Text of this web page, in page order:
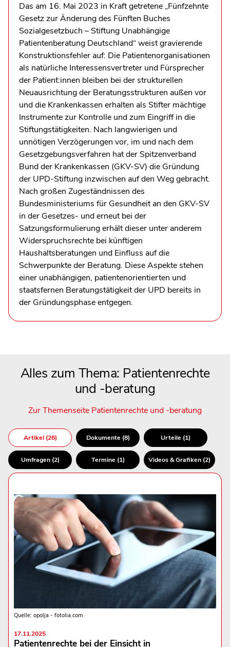
Das am 16. Mai 2023 in Kraft getretene „Fünfzehnte
Gesetz zur Änderung des Fünften Buches
Sozialgesetzbuch – Stiftung Unabhängige
Patientenberatung Deutschland“ weist gravierende
Konstruktionsfehler auf: Die Patientenorganisationen
als natürliche Interessensvertreter und Fürsprecher
der Patient:innen bleiben bei der strukturellen
Neuausrichtung der Beratungsstrukturen außen vor
und die Krankenkassen erhalten als Stifter mächtige
Instrumente zur Kontrolle und zum Eingriff in die
Stiftungstätigkeiten. Nach langwierigen und
unnötigen Verzögerungen vor, im und nach dem
Gesetzgebungsverfahren hat der Spitzenverband
Bund der Krankenkassen (GKV-SV) die Gründung
der UPD-Stiftung inzwischen auf den Weg gebracht.
Nach großen Zugeständnissen des
Bundesministeriums für Gesundheit an den GKV-SV
in der Gesetzes- und erneut bei der
Satzungsformulierung erhält dieser unter anderem
Widerspruchsrechte bei künftigen
Haushaltsberatungen und Einfluss auf die
Schwerpunkte der Beratung. Diese Aspekte stehen
einer unabhängigen, patientenorientierten und
staatsfernen Beratungstätigkeit der UPD bereits in
der Gründungsphase entgegen.
Alles zum Thema: Patientenrechte
und -beratung
Zur Themenseite Patientenrechte und -beratung
Artikel (26) Dokumente (8) Urteile (1)
Umfragen (2) Termine (1) Videos & Grafiken (2)
Quelle: opolja - fotolia.com
17.11.2025
Patientenrechte bei der Einsicht in